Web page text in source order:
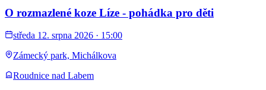
O rozmazlené koze Líze - pohádka pro děti
středa 12. srpna 2026 · 15:00
Zámecký park, Michálkova
Roudnice nad Labem